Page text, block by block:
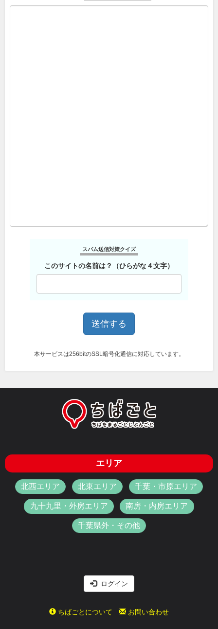
スパム送信対策クイズ
このサイトの名前は？（ひらがな４文字）
本サービスは256bitのSSL暗号化通信に対応しています。
エリア
北西エリア 北東エリア 千葉・市原エリア
九十九里・外房エリア 南房・内房エリア
千葉県外・その他
ログイン
ちばごとについて お問い合わせ